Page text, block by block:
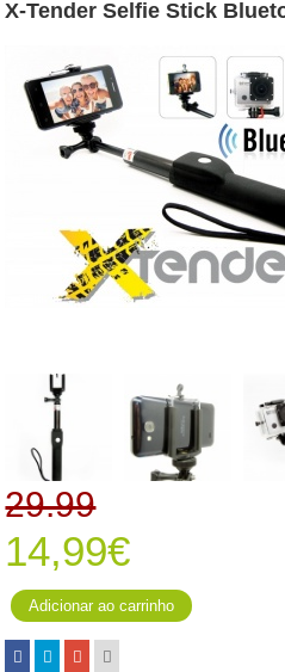
X-Tender Selfie Stick
29.99
14,99€